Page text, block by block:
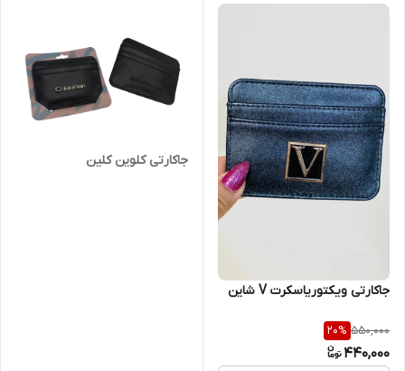
جاکارتی ویکتوریاسکرت V شاین
550,000
20%
440,000
جاکارتی کلوین کلین